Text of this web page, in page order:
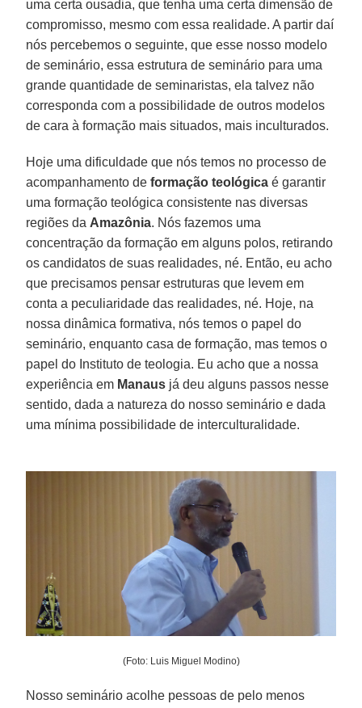
uma certa ousadia, que tenha uma certa dimensão de
compromisso, mesmo com essa realidade. A partir daí
nós percebemos o seguinte, que esse nosso modelo
de seminário, essa estrutura de seminário para uma
grande quantidade de seminaristas, ela talvez não
corresponda com a possibilidade de outros modelos
de cara à formação mais situados, mais inculturados.
Hoje uma dificuldade que nós temos no processo de
acompanhamento deformação teológica é garantir
uma formação teológica consistente nas diversas
regiões da Amazônia. Nós fazemos uma
concentração da formação em alguns polos, retirando
os candidatos de suas realidades, né. Então, eu acho
que precisamos pensar estruturas que levem em
conta a peculiaridade das realidades, né. Hoje, na
nossa dinâmica formativa, nós temos o papel do
seminário, enquanto casa de formação, mas temos o
papel do Instituto de teologia. Eu acho que a nossa
experiência em Manaus já deu alguns passos nesse
sentido, dada a natureza do nosso seminário e dada
uma mínima possibilidade de interculturalidade.
(Foto: Luis Miguel Modino)
Nosso seminário acolhe pessoas de pelo menos